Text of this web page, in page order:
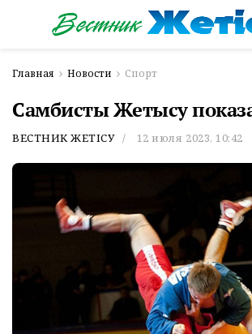
Главная Новости Спорт
Самбисты Жетысу
ВЕСТНИК ЖЕТІСУ 12 июля 2023, 10:42